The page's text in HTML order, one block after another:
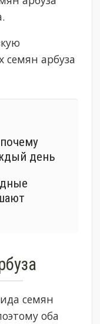
семян арбуза
день
семян
оба